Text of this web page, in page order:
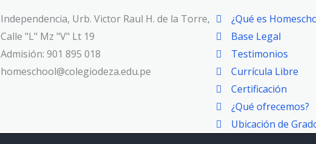
Independencia, Urb. Victor Raul H. de la Torre,
Calle "L" Mz "V" Lt 19
Admisión: 901 895 018
homeschool@colegiodeza.edu.pe
¿Qué es
Base Legal
Testimonios
Currícula Libre
Certificación
¿Qué ofrecemos?
Ubicación de